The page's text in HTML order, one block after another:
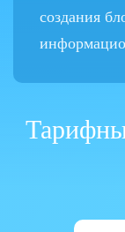
создания